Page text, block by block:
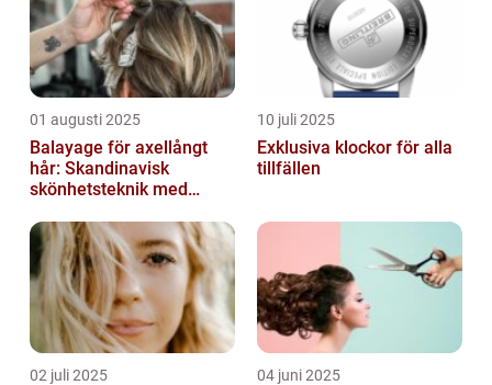
01 augusti 2025
Balayage för axellångt
hår: Skandinavisk
skönhetsteknik med
10 juli 2025
Exklusiva klockor för alla
tillfällen
02 juli 2025 04 juni 2025